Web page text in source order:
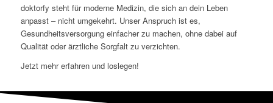
doktorfy steht für moderne Medizin, die sich an dein Leben
anpasst – nicht umgekehrt. Unser Anspruch ist es,
Gesundheitsversorgung einfacher zu machen, ohne dabei auf
Qualität oder ärztliche Sorgfalt zu verzichten.
Jetzt mehr erfahren und loslegen!